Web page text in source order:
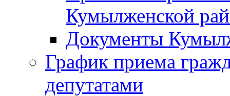
Кумылженской
Документы
График приема
депутатами